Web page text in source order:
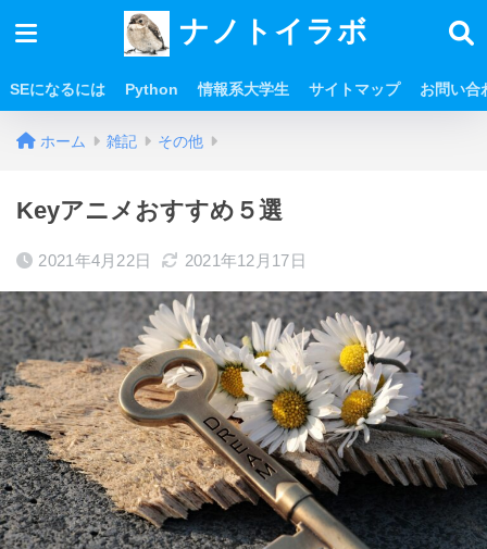
ナノトイラボ
SEになるには Python 情報系大学生 サイトマップ お問い合
ホーム 雑記 その他
Keyアニメおすすめ５選
2021年4月22日 2021年12月17日